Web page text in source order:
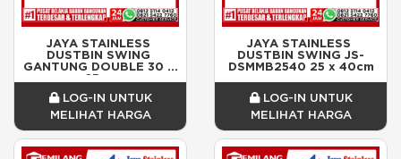
JAYA STAINLESS
DUSTBIN SWING
GANTUNG DOUBLE 30 x
65cm
LOG-IN UNTUK
MELIHAT HARGA
JAYA STAINLESS
DUSTBIN SWING JS-
DSMMB2540 25 x 40cm
LOG-IN UNTUK
MELIHAT HARGA